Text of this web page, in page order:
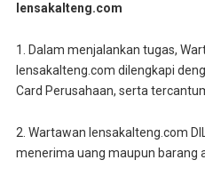
lensakalteng.com
1. Dalam menjalankan tugas,
lensakalteng.com dilengkapi
Card Perusahaan, serta
2. Wartawan lensakalteng.com
menerima uang maupun barang